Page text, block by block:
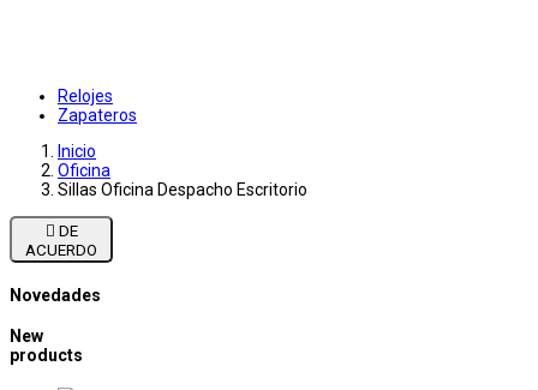
Relojes
Zapateros
Inicio
Oficina
Sillas Oficina Despacho Escritorio

ACUERDO
Novedades
New
products